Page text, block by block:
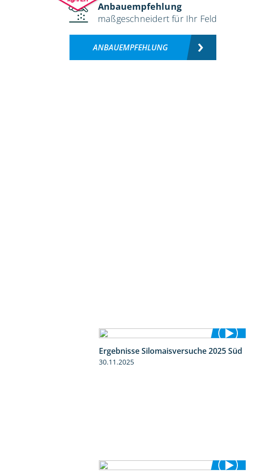
Anbauempfehlung
maßgeschneidert für Ihr Feld
ANBAUEMPFEHLUNG
5:36
Ergebnisse Silomaisversuche 2025 Süd
30.11.2025